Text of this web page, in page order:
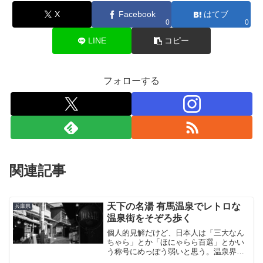
X Facebook
0
はてブ
0
LINE コピー
フォローする
関連記事
兵庫県
天下の名湯 有馬温泉でレトロな
温泉街をそぞろ歩く
個人的見解だけど、日本人は「三大なん
ちゃら」とか「ほにゃらら百選」とかい
う称号にめっぽう弱いと思う。温泉界に